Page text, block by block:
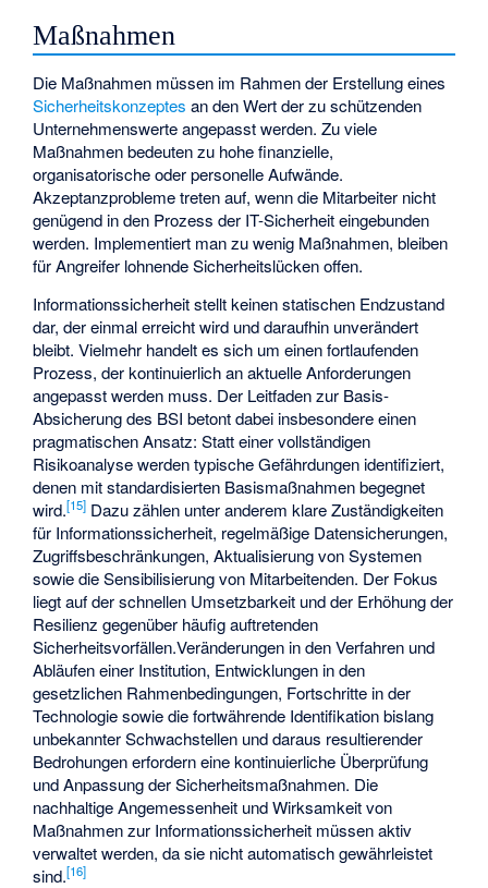
Maßnahmen
Die Maßnahmen müssen im Rahmen der Erstellung eines
Sicherheitskonzeptes an den Wert der zu schützenden
Unternehmenswerte angepasst werden. Zu viele
Maßnahmen bedeuten zu hohe finanzielle,
organisatorische oder personelle Aufwände.
Akzeptanzprobleme treten auf, wenn die Mitarbeiter nicht
genügend in den Prozess der IT-Sicherheit eingebunden
werden. Implementiert man zu wenig Maßnahmen, bleiben
für Angreifer lohnende Sicherheitslücken offen.
Informationssicherheit stellt keinen statischen Endzustand
dar, der einmal erreicht wird und daraufhin unverändert
bleibt. Vielmehr handelt es sich um einen fortlaufenden
Prozess, der kontinuierlich an aktuelle Anforderungen
angepasst werden muss. Der Leitfaden zur Basis-
Absicherung des BSI betont dabei insbesondere einen
pragmatischen Ansatz: Statt einer vollständigen
Risikoanalyse werden typische Gefährdungen identifiziert,
denen mit standardisierten Basismaßnahmen begegnet
wird.[15] Dazu zählen unter anderem klare Zuständigkeiten
für Informationssicherheit, regelmäßige Datensicherungen,
Zugriffsbeschränkungen, Aktualisierung von Systemen
sowie die Sensibilisierung von Mitarbeitenden. Der Fokus
liegt auf der schnellen Umsetzbarkeit und der Erhöhung der
Resilienz gegenüber häufig auftretenden
Sicherheitsvorfällen.Veränderungen in den Verfahren und
Abläufen einer Institution, Entwicklungen in den
gesetzlichen Rahmenbedingungen, Fortschritte in der
Technologie sowie die fortwährende Identifikation bislang
unbekannter Schwachstellen und daraus resultierender
Bedrohungen erfordern eine kontinuierliche Überprüfung
und Anpassung der Sicherheitsmaßnahmen. Die
nachhaltige Angemessenheit und Wirksamkeit von
Maßnahmen zur Informationssicherheit müssen aktiv
verwaltet werden, da sie nicht automatisch gewährleistet
sind.[16]